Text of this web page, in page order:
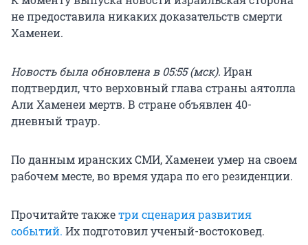
не предоставила никаких доказательств смерти
Хаменеи.
Новость была обновлена в 05:55 (мск). Иран
подтвердил, что верховный глава страны аятолла
Али Хаменеи мертв. В стране объявлен 40-
дневный траур.
По данным иранских СМИ, Хаменеи умер на своем
рабочем месте, во время удара по его резиденции.
Прочитайте такжетри сценария развития
событий. Их подготовил ученый-востоковед.